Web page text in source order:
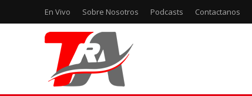
En Vivo Sobre Nosotros Podcasts Contactanos